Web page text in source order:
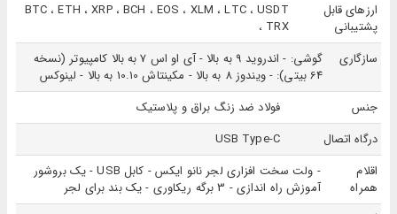
ارزهای قابل
پشتیبانی
BTC ، ETH ، XRP ، BCH ، EOS ، XLM ، LTC ، USDT
، TRX
سازگاری
گوشی: - اندروید 9 به بالا - آی او اس 7 به بالا کامپیوتر (نسخه
64 بیتی): - ویندوز 8 به بالا - مکینتاش 10.10 به بالا - لینوکس
جنس
فولاد ضد زنگ براق و پلاستیک
درگاه اتصال
USB Type-C
اقلام
همراه
- ولت سخت افزاری لجر نانو ایکس - کابل USB - یک بروشور
آموزش راه اندازی - 3 برگه ریکاوری - یک بند برای لجر